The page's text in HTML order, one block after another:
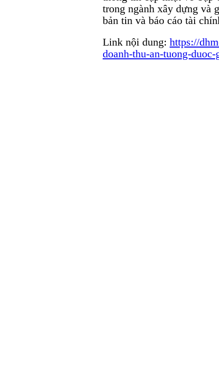
trong ngành xây dựng và
bản tin và báo cáo tài
Link nội dung: https://
doanh-thu-an-tuong-